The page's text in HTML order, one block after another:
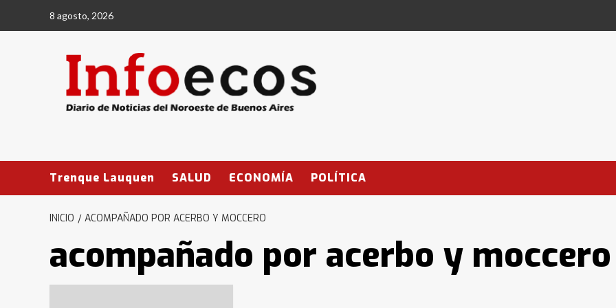
8 agosto, 2026
Trenque Lauquen SALUD ECONOMÍA POLÍTICA
INICIO ACOMPAÑADO POR ACERBO Y MOCCERO
acompañado por acerbo y moccero